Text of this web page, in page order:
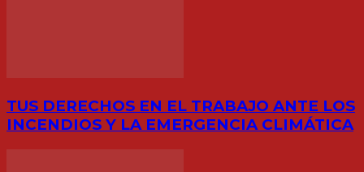
TUS DERECHOS EN EL TRABAJO ANTE LOS
INCENDIOS Y LA EMERGENCIA CLIMÁTICA